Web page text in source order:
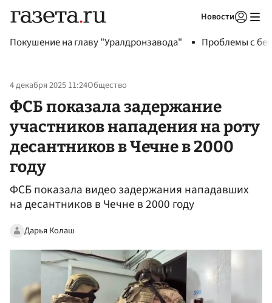
Новости
Покушение на главу "Уралдронзавода" Проблемы с
4 декабря 2025 11:24Общество
ФСБ показала задержание
участников нападения на роту
десантников в Чечне в 2000
году
ФСБ показала видео задержания нападавших
на десантников в Чечне в 2000 году
Дарья Колаш